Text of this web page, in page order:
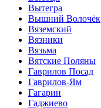
Вытегра
Вышний Волочёк
Вяземский
Вязники
Вязьма
Вятские Поляны
Гаврилов Посад
Гаврилов-Ям
Гагарин
Гаджиево